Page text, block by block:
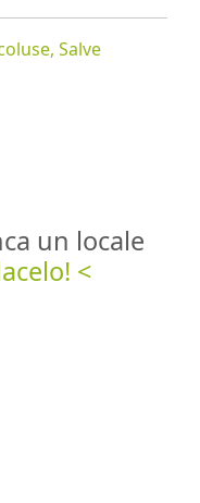
Salve
un locale
<